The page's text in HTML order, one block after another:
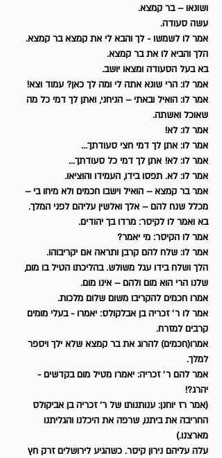
ושונאו – בר קמצא.
עשה סעודה.
אמר לו לשמשו - לך והבא לי את קמצא בר קמצא.
הלך והביא לו את בר קמצא.
בא בעל הסעודה ומצאו יושב.
אמר לו: הרי שונא אתה לי ומה לך כאן? עמוד וצא!
אמר לו: הואיל ובאתי – הניחני, ואתן לך דמי כל מה
שאוכל ואשתה.
אמר לו: לא!
אמר לו: אתן לך דמי חצי סעודתך...
אמר לו: לא! אתן לך דמי כל סעודתך...
אמר לו: לא. תפסו בידו, העמידו והוציאו.
אמר בר קמצא – הואיל וישבו חכמים ולא מיחו בי –
מכלל שנח להם – אלך ואלשין עליהם לפני המלך.
בא ואמר לו לקיסר: מרדו בך יהודים.
אמר לו הקיסר: מי יאמר?
אמר לו: שלח להם קרבן ותראה אם יקריבוהו.
הלך ושלח בידו עגל משולש. בהליכתו הטיל בו מום,
שלנו הרי הוא מום ולהם – אינו מום.
אמרו חכמים להקריבו משום שלום מלכות.
אמר לו ר׳ זכריה בן אבלקולס: יאמרו - בעלי מומים
קרבים למזרח.
אמרו(חכמים) להרוג את בר קמצא שלא ילך ויספר
למלך.
אמר להם ר׳ זכריה: יאמרו מטיל מום בקדשים -
יהרג?!
(אמר רז יוחנן: ענותנותו של ר' זכריה בן אביקולס
החריבה את ביתנו, שרפה את היכלנו והגליתנו
מארצנו.)
עלה עליהם נירון קיסר. כשהגיע לירושלים זרק חץ